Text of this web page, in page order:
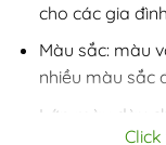
cho các gia
Màu sắc: màu
nhiều màu sắc
Lớp màu dày